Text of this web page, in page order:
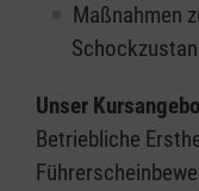
Maßnahmen
Unser
Betriebliche